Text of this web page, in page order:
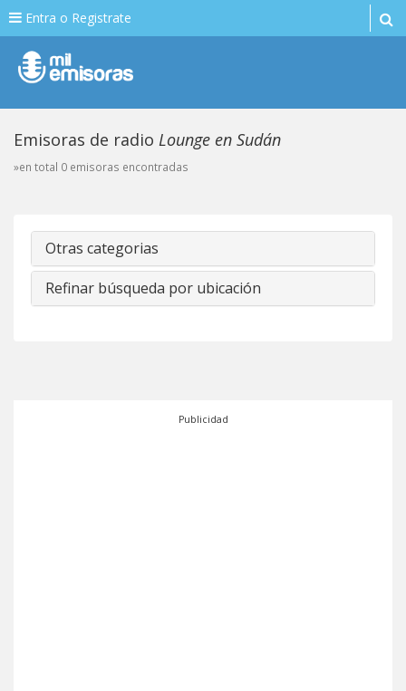
Entra o Registrate
Emisoras de radio Lounge en Sudán
»en total 0 emisoras encontradas
Otras categorias
Refinar búsqueda por ubicación
Publicidad